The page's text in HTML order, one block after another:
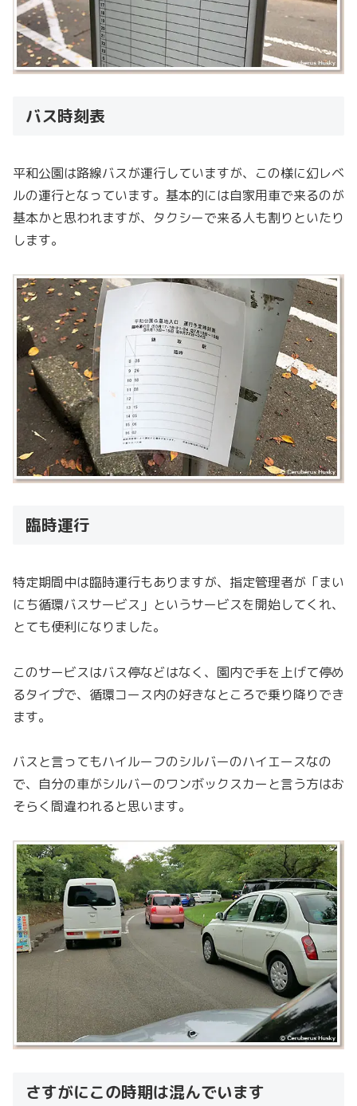
バス時刻表
平和公園は路線バスが運行していますが、この様に幻レベ
ルの運行となっています。基本的には自家用車で来るのが
基本かと思われますが、タクシーで来る人も割りといたり
します。
臨時運行
特定期間中は臨時運行もありますが、指定管理者が「まい
にち循環バスサービス」というサービスを開始してくれ、
とても便利になりました。
このサービスはバス停などはなく、園内で手を上げて停め
るタイプで、循環コース内の好きなところで乗り降りでき
ます。
バスと言ってもハイルーフのシルバーのハイエースなの
で、自分の車がシルバーのワンボックスカーと言う方はお
そらく間違われると思います。
さすがにこの時期は混んでいます